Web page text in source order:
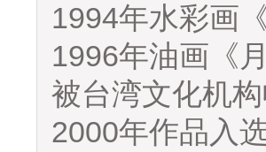
1994年水彩画
1996年油画《
被台湾文化机构
2000年作品入